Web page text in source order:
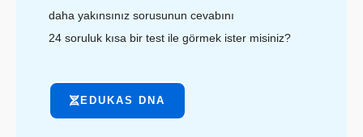
daha yakınsınız sorusunun cevabını
24 soruluk kısa bir test ile görmek ister misiniz?
EDUKAS DNA